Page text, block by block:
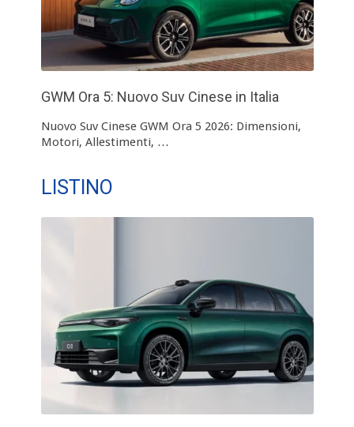
GWM Ora 5: Nuovo Suv Cinese in Italia
Nuovo Suv Cinese GWM Ora 5 2026: Dimensioni,
Motori, Allestimenti, …
LISTINO